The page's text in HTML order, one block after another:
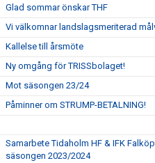
Glad sommar önskar THF
Vi välkomnar landslagsmeriterad
Kallelse till årsmöte
Ny omgång för TRISSbolaget!
Mot säsongen 23/24
Påminner om STRUMP-BETALNING!
Samarbete Tidaholm HF & IFK
säsongen 2023/2024